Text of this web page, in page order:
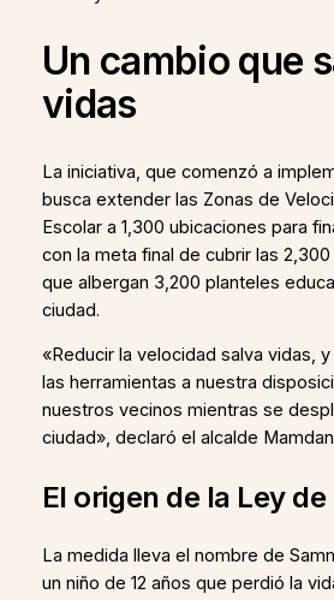
Un cambio que
vidas
La iniciativa, que comenzó a
busca extender las Zonas de
Escolar a 1,300 ubicaciones para
con la meta final de cubrir las
que albergan 3,200 planteles
ciudad.
«Reducir la velocidad salva vidas,
las herramientas a nuestra
nuestros vecinos mientras se
ciudad», declaró el alcalde
El origen de la Ley
La medida lleva el nombre de
un niño de 12 años que perdió la